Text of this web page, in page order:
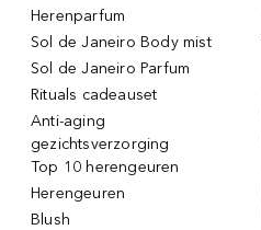
Herenparfum
Sol de Janeiro Body mist
Sol de Janeiro Parfum
Rituals cadeauset
Anti-aging
gezichtsverzorging
Top 10 herengeuren
Herengeuren
Blush